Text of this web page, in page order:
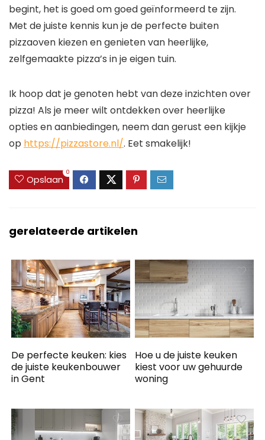
begint, het is goed om goed geïnformeerd te zijn.
Met de juiste kennis kun je de perfecte buiten
pizzaoven kiezen en genieten van heerlijke,
zelfgemaakte pizza’s in je eigen tuin.
Ik hoop dat je genoten hebt van deze inzichten over
pizza! Als je meer wilt ontdekken over heerlijke
opties en aanbiedingen, neem dan gerust een kijkje
op https://pizzastore.nl/. Eet smakelijk!
Opslaan
0
gerelateerde artikelen
De perfecte keuken: kies
de juiste keukenbouwer
in Gent
Hoe u de juiste keuken
kiest voor uw gehuurde
woning